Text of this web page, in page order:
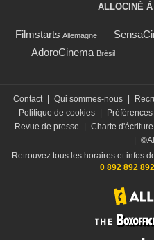
ALLOCINÉ
Filmstarts Allemagne
AdoroCinema Brésil
Contact | Qui sommes-nous |
Politique de cookies |
Revue de presse
| Charte d'écriture
|
Retrouvez tous les horaires et infos
0 892 892 892